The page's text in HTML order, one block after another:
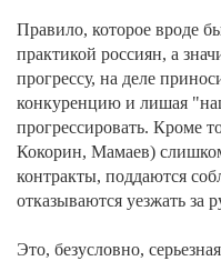
Правило, которое вроде
практикой россиян, а
прогрессу, на деле
конкуренцию и лишая
прогрессировать. Кроме
Кокорин, Мамаев)
контракты, поддаются
отказываются уезжать за
Это, безусловно,